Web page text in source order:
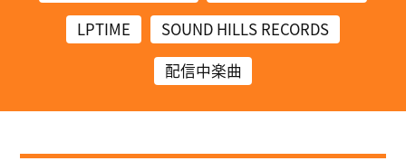
LPTIME
SOUND HILLS RECORDS
配信中楽曲